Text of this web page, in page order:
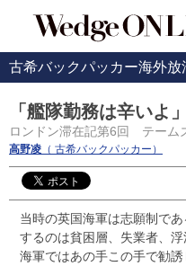
古希バックパッカー海外放
「艦隊勤務は辛いよ
ロンドン滞在記第6回 テーム
高野凌 （ 古希バックパッカー）
当時の英国海軍は志願制で
するのは貧困層、失業者、浮
海軍ではあの手この手で勧誘